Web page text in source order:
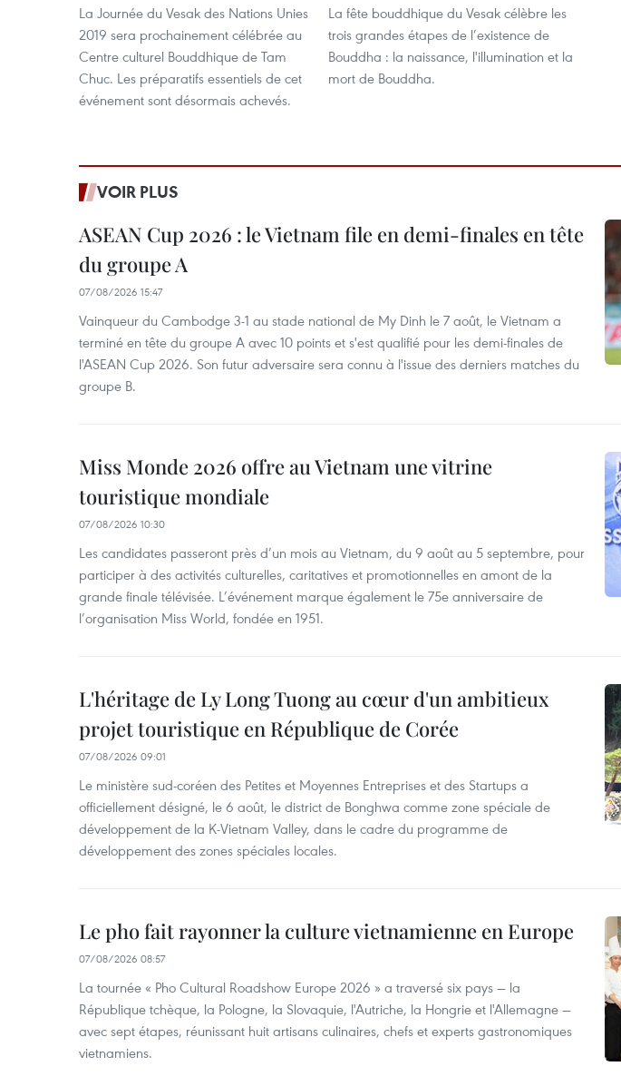
La Journée du Vesak des Nations Unies
2019 sera prochainement célébrée au
Centre culturel Bouddhique de Tam
Chuc. Les préparatifs essentiels de cet
événement sont désormais achevés.
La fête bouddhique du Vesak célèbre les
trois grandes étapes de l’existence de
Bouddha : la naissance, l'illumination et la
mort de Bouddha.
VOIR PLUS
ASEAN Cup 2026 : le Vietnam file en demi-finales en tête
du groupe A
07/08/2026 15:47
Vainqueur du Cambodge 3-1 au stade national de My Dinh le 7 août, le Vietnam a
terminé en tête du groupe A avec 10 points et s'est qualifié pour les demi-finales de
l'ASEAN Cup 2026. Son futur adversaire sera connu à l'issue des derniers matches du
groupe B.
Miss Monde 2026 offre au Vietnam une vitrine
touristique mondiale
07/08/2026 10:30
Les candidates passeront près d’un mois au Vietnam, du 9 août au 5 septembre, pour
participer à des activités culturelles, caritatives et promotionnelles en amont de la
grande finale télévisée. L’événement marque également le 75e anniversaire de
l’organisation Miss World, fondée en 1951.
L'héritage de Ly Long Tuong au cœur d'un ambitieux
projet touristique en République de Corée
07/08/2026 09:01
Le ministère sud-coréen des Petites et Moyennes Entreprises et des Startups a
officiellement désigné, le 6 août, le district de Bonghwa comme zone spéciale de
développement de la K-Vietnam Valley, dans le cadre du programme de
développement des zones spéciales locales.
Le pho fait rayonner la culture vietnamienne en Europe
07/08/2026 08:57
La tournée « Pho Cultural Roadshow Europe 2026 » a traversé six pays — la
République tchèque, la Pologne, la Slovaquie, l'Autriche, la Hongrie et l'Allemagne —
avec sept étapes, réunissant huit artisans culinaires, chefs et experts gastronomiques
vietnamiens.